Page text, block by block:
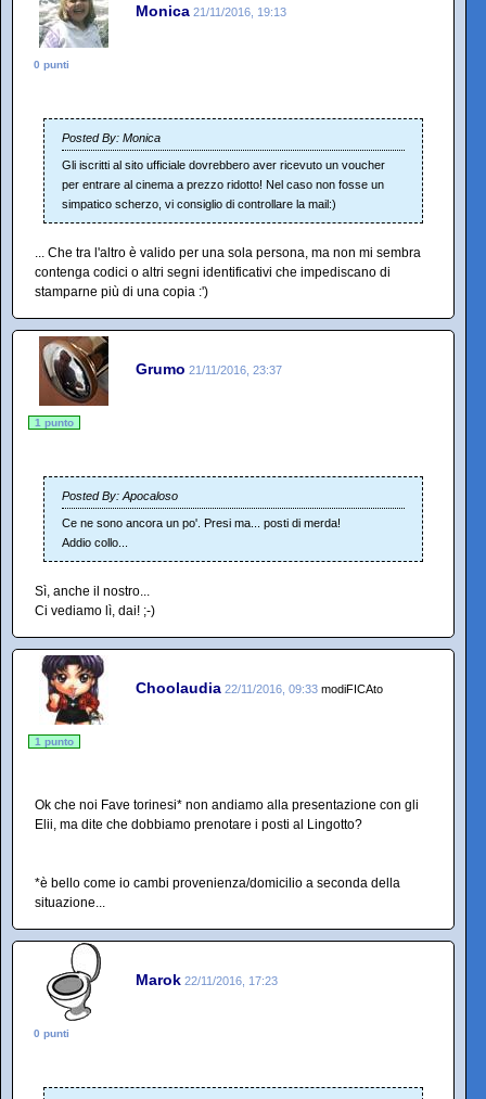
Monica 21/11/2016, 19:13
0 punti
Posted By: Monica
Gli iscritti al sito ufficiale dovrebbero aver ricevuto un voucher
per entrare al cinema a prezzo ridotto! Nel caso non fosse un
simpatico scherzo, vi consiglio di controllare la mail:)
... Che tra l'altro è valido per una sola persona, ma non mi sembra
contenga codici o altri segni identificativi che impediscano di
stamparne più di una copia :')
Grumo 21/11/2016, 23:37
1 punto
Posted By: Apocaloso
Ce ne sono ancora un po'. Presi ma... posti di merda!
Addio collo...
Sì, anche il nostro...
Ci vediamo lì, dai! ;-)
Choolaudia 22/11/2016, 09:33 modiFICAto
1 punto
Ok che noi Fave torinesi* non andiamo alla presentazione con gli
Elii, ma dite che dobbiamo prenotare i posti al Lingotto?
*è bello come io cambi provenienza/domicilio a seconda della
situazione...
Marok 22/11/2016, 17:23
0 punti